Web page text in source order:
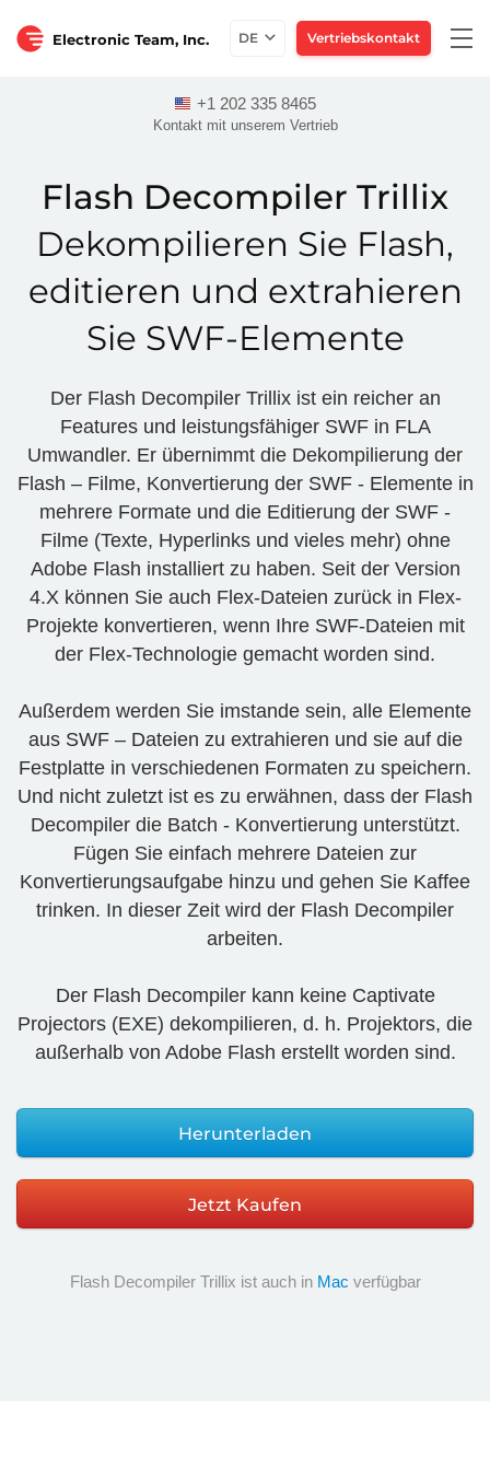
Electronic Team, Inc. DE Vertriebskontakt
+1 202 335 8465
Kontakt mit unserem Vertrieb
Flash Decompiler Trillix
Dekompilieren Sie Flash,
editieren und extrahieren
Sie SWF-Elemente
Der Flash Decompiler Trillix ist ein reicher an
Features und leistungsfähiger SWF in FLA
Umwandler. Er übernimmt die Dekompilierung der
Flash – Filme, Konvertierung der SWF - Elemente in
mehrere Formate und die Editierung der SWF -
Filme (Texte, Hyperlinks und vieles mehr) ohne
Adobe Flash installiert zu haben. Seit der Version
4.X können Sie auch Flex-Dateien zurück in Flex-
Projekte konvertieren, wenn Ihre SWF-Dateien mit
der Flex-Technologie gemacht worden sind.
Außerdem werden Sie imstande sein, alle Elemente
aus SWF – Dateien zu extrahieren und sie auf die
Festplatte in verschiedenen Formaten zu speichern.
Und nicht zuletzt ist es zu erwähnen, dass der Flash
Decompiler die Batch - Konvertierung unterstützt.
Fügen Sie einfach mehrere Dateien zur
Konvertierungsaufgabe hinzu und gehen Sie Kaffee
trinken. In dieser Zeit wird der Flash Decompiler
arbeiten.
Der Flash Decompiler kann keine Captivate
Projectors (EXE) dekompilieren, d. h. Projektors, die
außerhalb von Adobe Flash erstellt worden sind.
Herunterladen
Jetzt Kaufen
Flash Decompiler Trillix ist auch in Mac verfügbar